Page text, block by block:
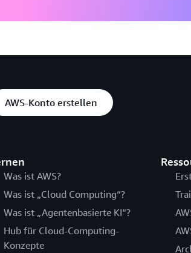
AWS-Konto erstellen
Was ist AWS?
Was ist „Cloud Computing“?
Was ist „Agentenbasierte KI“?
Hub für Cloud-Computing-
Konzepte